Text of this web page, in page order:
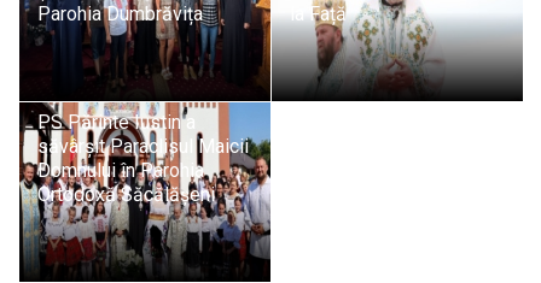
Parohia Dumbrăvița
la Față
PS Părinte Iustin a
săvârșit Paraclisul Maicii
Domnului în Parohia
Ortodoxă Săcălășeni